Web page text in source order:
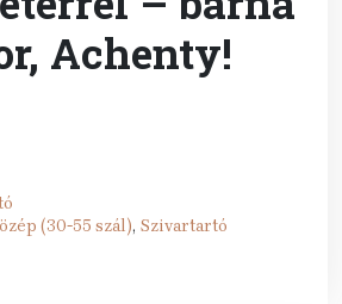
Achenty!
(30-55 szál), Szivartartó